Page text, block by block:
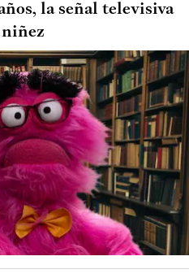
la señal televisiva